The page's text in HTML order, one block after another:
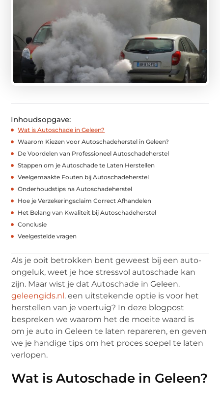
Inhoudsopgave:
Wat is Autoschade in Geleen?
Waarom Kiezen voor Autoschadeherstel in Geleen?
De Voordelen van Professioneel Autoschadeherstel
Stappen om je Autoschade te Laten Herstellen
Veelgemaakte Fouten bij Autoschadeherstel
Onderhoudstips na Autoschadeherstel
Hoe je Verzekeringsclaim Correct Afhandelen
Het Belang van Kwaliteit bij Autoschadeherstel
Conclusie
Veelgestelde vragen
Als je ooit betrokken bent geweest bij een auto-
ongeluk, weet je hoe stressvol autoschade kan
zijn. Maar wist je dat Autoschade in Geleen.
geleengids.nl. een uitstekende optie is voor het
herstellen van je voertuig? In deze blogpost
bespreken we waarom het de moeite waard is
om je auto in Geleen te laten repareren, en geven
we je handige tips om het proces soepel te laten
verlopen.
Wat is Autoschade in Geleen?